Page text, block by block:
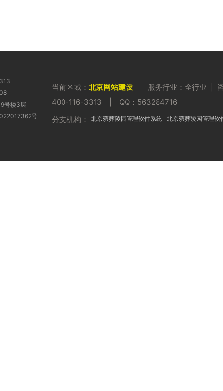
号楼3层
号
当前区域： 北京网站建设 服务行业：全行业 | 咨
400-116-3313 | QQ：563284716
分支机构：
北京殡葬陵园管理软件系统 北京殡葬陵园管理软